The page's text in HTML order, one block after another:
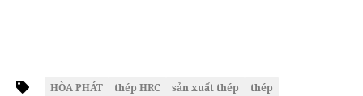
HÒA PHÁT thép HRC sản xuất thép thép